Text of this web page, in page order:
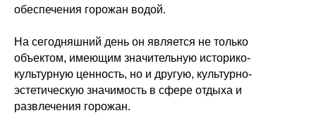
обеспечения горожан водой.
На сегодняшний день он является не только
объектом, имеющим значительную историко-
культурную ценность, но и другую, культурно-
эстетическую значимость в сфере отдыха и
развлечения горожан.